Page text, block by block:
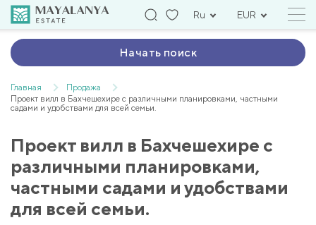
Ru EUR
Начать поиск
Главная
Продажа
Проект вилл в Бахчешехире с различными планировками, частными
садами и удобствами для всей семьи.
Проект вилл в Бахчешехире с
различными планировками,
частными садами и удобствами
для всей семьи.